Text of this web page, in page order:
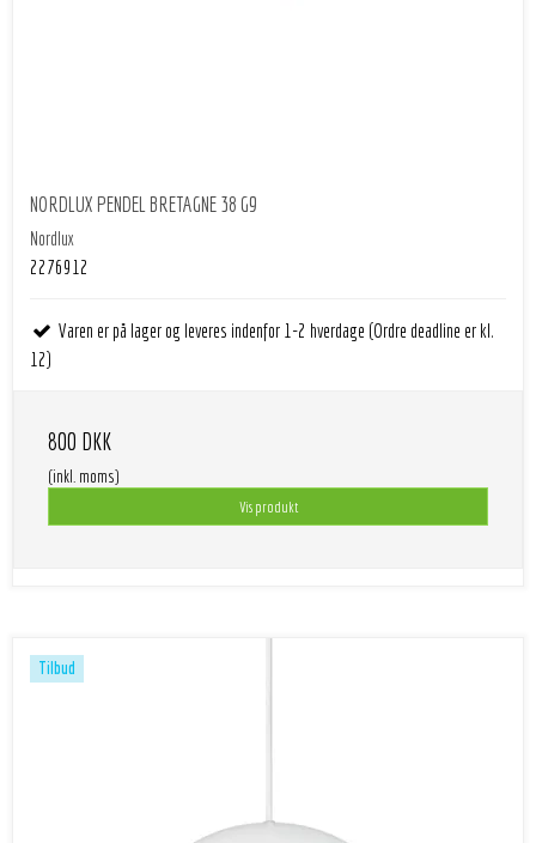
NORDLUX PENDEL BRETAGNE 38 G9
Nordlux
2276912
Varen er på lager og leveres indenfor 1-2 hverdage (Ordre deadline er kl.
12)
800 DKK
(inkl. moms)
Vis produkt
Tilbud